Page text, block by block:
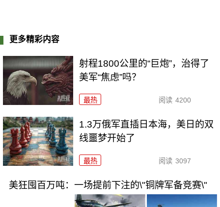
更多精彩内容
射程1800公里的“巨炮”，治得了
美军“焦虑”吗？
最热 阅读 4200
1.3万俄军直插日本海，美日的双
线噩梦开始了
最热 阅读 3097
美狂囤百万吨：一场提前下注的\"铜牌军备竞赛\"